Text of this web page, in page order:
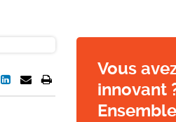
Vous
innovant